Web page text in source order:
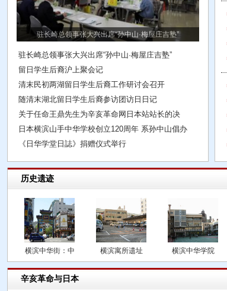
驻长崎总领事张大兴出席“孙中山·梅屋庄吉塾”
驻长崎总领事张大兴出席“孙中山·梅屋庄吉塾”
留日学生后裔沪上聚会记
清末民初两湖留日学生后裔工作研讨会召开
随清末湖北留日学生后裔参访团访日日记
关于任命王鼎先生为辛亥革命网日本站站长的决
日本横滨山手中华学校创立120周年 系孙中山倡办
《日华学堂日誌》捐赠仪式举行
历史遗迹
横滨中华街：中 横滨寓所遗址 横滨中华学院
辛亥革命与日本